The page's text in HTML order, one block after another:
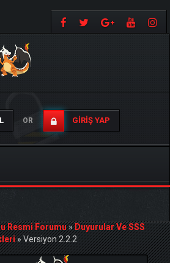
OR GIRIŞ YAP
Resmi Forumu»Duyurular Ve SSS
»Versiyon 2.2.2